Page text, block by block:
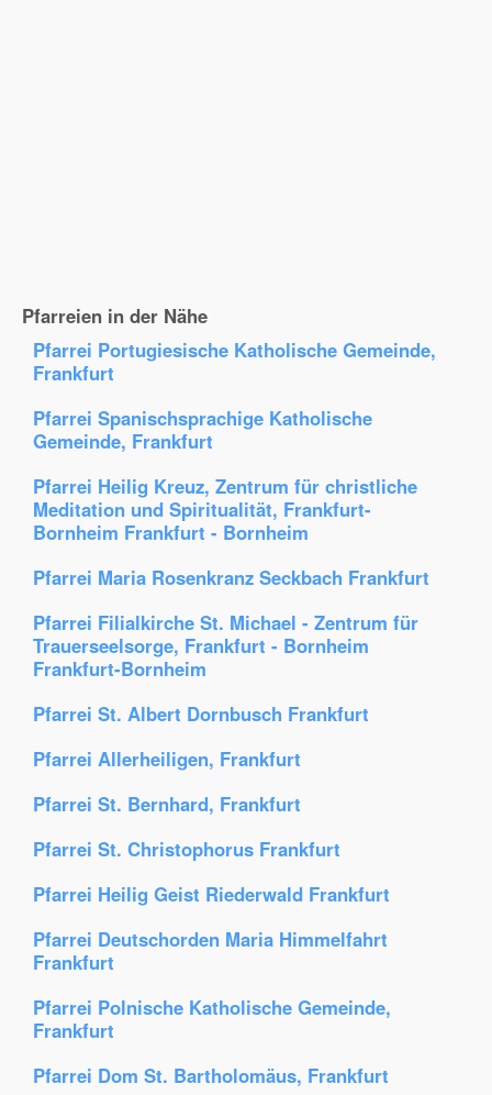
Pfarreien in der Nähe
Pfarrei Portugiesische Katholische Gemeinde,
Frankfurt
Pfarrei Spanischsprachige Katholische
Gemeinde, Frankfurt
Pfarrei Heilig Kreuz, Zentrum für christliche
Meditation und Spiritualität, Frankfurt-
Bornheim Frankfurt - Bornheim
Pfarrei Maria Rosenkranz Seckbach Frankfurt
Pfarrei Filialkirche St. Michael - Zentrum für
Trauerseelsorge, Frankfurt - Bornheim
Frankfurt-Bornheim
Pfarrei St. Albert Dornbusch Frankfurt
Pfarrei Allerheiligen, Frankfurt
Pfarrei St. Bernhard, Frankfurt
Pfarrei St. Christophorus Frankfurt
Pfarrei Heilig Geist Riederwald Frankfurt
Pfarrei Deutschorden Maria Himmelfahrt
Frankfurt
Pfarrei Polnische Katholische Gemeinde,
Frankfurt
Pfarrei Dom St. Bartholomäus, Frankfurt